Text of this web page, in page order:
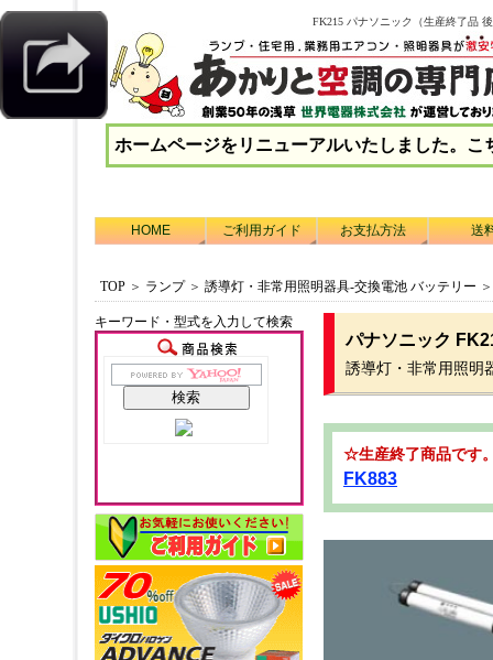
FK215 パナソニック（生産終了品
ホームページをリニューアルいたしました。こ
HOME ご利用ガイド お支払方法 送
TOP ＞ ランプ＞ 誘導灯・非常用照明器具-交換電池 バッテリー
パナソニック
誘導灯・非常用照明
☆生産終了商品です
FK883
キーワード・型式を入力して検索